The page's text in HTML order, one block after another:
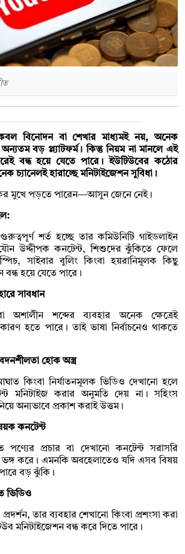
বিনোদন বা শেখার মাধ্যমই নয়, অনেক
বড় প্ল্যাটফর্ম। কিন্তু নিয়ম না মানলে এই
বন্ধ হয়ে যেতে পারে। ইউটিউবের কঠোর
চ্যানেলই হারাচ্ছে মনিটাইজেশন সুবিধা।
মুখে পড়তে পারেন—আসুন জেনে নেই।
শর্ত হচ্ছে তার কমিউনিটি গাইডলাইন
উদ্দীপক কনটেন্ট, শিশুদের ঝুঁকিতে ফেলে
সাইবার বুলিং কিংবা হয়রানিমূলক কিছু
হয়ে যেতে পারে।
সাবধান
অশালীন শব্দের ব্যবহার অনেক ক্ষেত্রেই
হতে পারে। তাই ভাষা নির্বাচনেও থাকতে
হোক অস্ত্র
কিংবা নির্যাতনমূলক ভিডিও দেখানো হলে
মনিটাইজ করার অনুমতি দেয় না। সহিংস
অন্যভাবে প্রকাশ করাই উত্তম।
কনটেন্ট
পণ্যের প্রচার বা দেখানো কনটেন্ট সরাসরি
ভঙ্গ করে। এমনকি অবহেলাতেও যদি এসব বিষয়
বড় ঝুঁকি।
ভিডিও
তার ব্যবহার শেখানো কিংবা প্রশংসা করা
মনিটাইজেশন বন্ধ করে দিতে পারে।